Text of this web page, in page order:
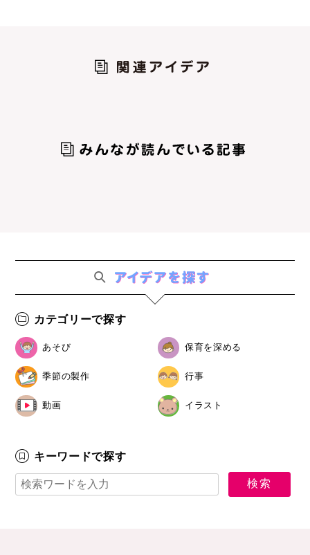
カテゴリーで探す
あそび 保育を深める
季節の製作 行事
動画 イラスト
キーワードで探す